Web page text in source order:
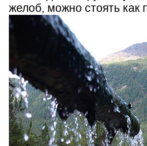
желоб, можно стоять как